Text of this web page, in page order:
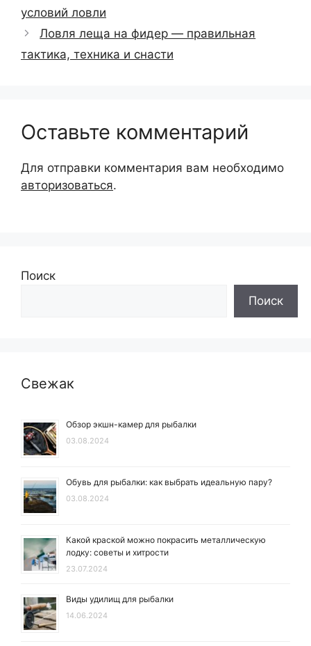
условий ловли
Ловля леща на фидер — правильная
тактика, техника и снасти
Оставьте комментарий
Для отправки комментария вам необходимо
авторизоваться.
Поиск
Поиск
Свежак
Обзор экшн-камер для рыбалки
03.08.2024
Обувь для рыбалки: как выбрать идеальную пару?
03.08.2024
Какой краской можно покрасить металлическую
лодку: советы и хитрости
23.07.2024
Виды удилищ для рыбалки
14.06.2024